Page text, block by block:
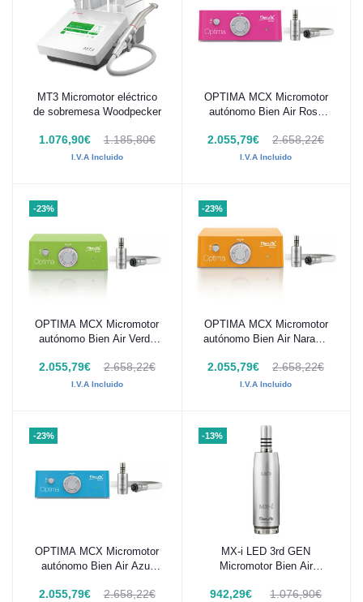
Añadir al carrito
MT3 Micromotor eléctrico
de sobremesa Woodpecker
1.076,90€ 1.185,80€
I.V.A Incluido
Añadir al carrito
OPTIMA MCX Micromotor
autónomo Bien Air Rosa
2.055,79€ 2.658,22€
I.V.A Incluido
-23%
Añadir al carrito
OPTIMA MCX Micromotor
autónomo Bien Air Verde
2.055,79€ 2.658,22€
I.V.A Incluido
-23%
Añadir al carrito
OPTIMA MCX Micromotor
autónomo Bien Air Naranja
2.055,79€ 2.658,22€
I.V.A Incluido
-23%
Añadir al carrito
OPTIMA MCX Micromotor
autónomo Bien Air Azul
2.055,79€ 2.658,22€
-13%
Añadir al carrito
MX-i LED 3rd GEN
Micromotor Bien Air
942,29€ 1.076,90€